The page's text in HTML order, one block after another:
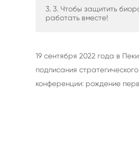
3. 3. Чтобы защитить
работать вместе!
19 сентября 2022 года в
подписания
конференции: рождение